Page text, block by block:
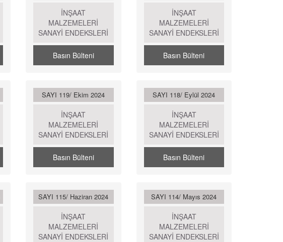
İNŞAAT
MALZEMELERİ
SANAYİ ENDEKSLERİ
Basın Bülteni
İNŞAAT
MALZEMELERİ
SANAYİ ENDEKSLERİ
Basın Bülteni
SAYI 119/ Ekim 2024
İNŞAAT
MALZEMELERİ
SANAYİ ENDEKSLERİ
Basın Bülteni
SAYI 118/ Eylül 2024
İNŞAAT
MALZEMELERİ
SANAYİ ENDEKSLERİ
Basın Bülteni
SAYI 115/ Haziran 2024
İNŞAAT
MALZEMELERİ
SANAYİ ENDEKSLERİ
SAYI 114/ Mayıs 2024
İNŞAAT
MALZEMELERİ
SANAYİ ENDEKSLERİ